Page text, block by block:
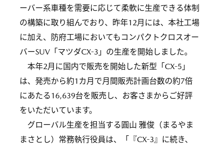
ーバー系車種を需要に応じて柔軟に生産できる体制
の構築に取り組んでおり、昨年12月には、本社工場
に加え、防府工場においてもコンパクトクロスオー
バーSUV「マツダCX-3」の生産を開始しました。
本年2月に国内で販売を開始した新型「CX-5」
は、発売から約1カ月で月間販売計画台数の約7倍
にあたる16,639台を販売し、お客さまからご好評
をいただいています。
グローバル生産を担当する圓山 雅俊（まるやま
まさとし）常務執行役員は、「『CX-3』に続き、